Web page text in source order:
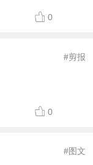
0
#剪报
0
#图文